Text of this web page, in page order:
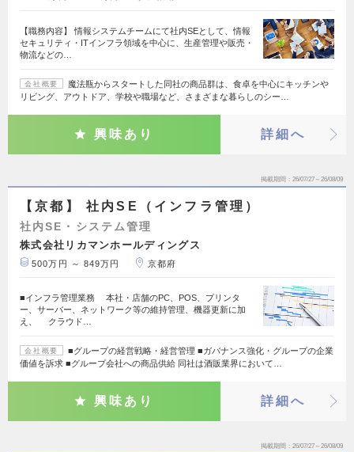
【職務内容】 情報システムチームにて社内SEとして、情報
セキュリティ・ITインフラ領域を中心に、生産管理や販売・
物流などの…
会社概要
魔法瓶からスタートした同社の商品群は、食卓を中心にキッチンや
リビング、アウトドア、学校や職場など、さまざまな暮らしのシー…
興味あり 詳細へ
掲載期間 26/07/27～26/08/09
【京都】 社内SE（インフラ管理）
社内SE・システム管理
株式会社リカマンホールディングス
500万円 ～ 849万円 京都府
■インフラ管理業務 本社・店舗のPC、POS、プリンタ
ー、サーバー、ネットワーク等の維持管理、機器更新に加
え、 クラウド…
会社概要
■グループの経営戦略・経営管理 ■ガバナンス強化・グループの企業
価値を訴求 ■グループ会社への商品供給 同社は酒販業界において…
興味あり 詳細へ
掲載期間 26/07/27～26/08/09